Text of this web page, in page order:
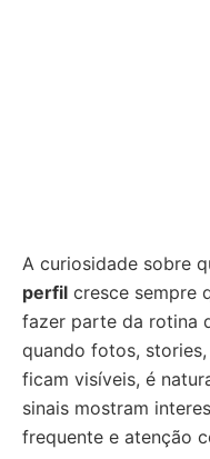
A curiosidade sobre
perfil cresce sempre
fazer parte da rotina
quando fotos,
ficam visíveis, é
sinais mostram
frequente e atenção